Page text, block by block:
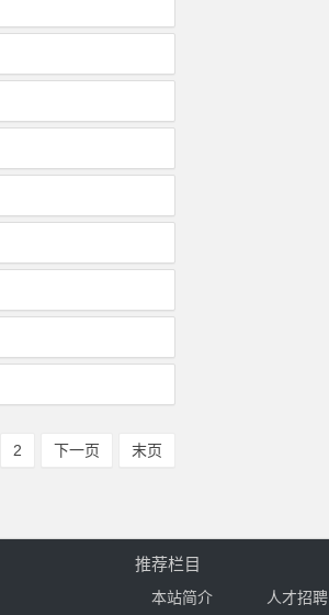
2 下一页 末页
推荐栏目
本站简介 人才招聘